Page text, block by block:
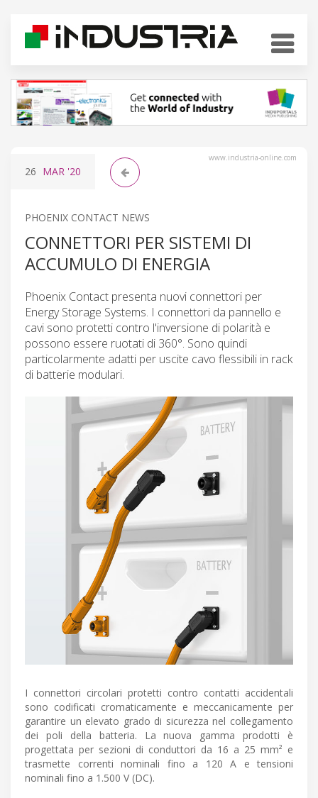
www.industria-online.com
26 MAR '20
PHOENIX CONTACT NEWS
CONNETTORI PER SISTEMI DI
ACCUMULO DI ENERGIA
Phoenix Contact presenta nuovi connettori per
Energy Storage Systems. I connettori da pannello e
cavi sono protetti contro l'inversione di polarità e
possono essere ruotati di 360°. Sono quindi
particolarmente adatti per uscite cavo flessibili in rack
di batterie modulari.
I connettori circolari protetti contro contatti accidentali
sono codificati cromaticamente e meccanicamente per
garantire un elevato grado di sicurezza nel collegamento
dei poli della batteria. La nuova gamma prodotti è
progettata per sezioni di conduttori da 16 a 25 mm² e
trasmette correnti nominali fino a 120 A e tensioni
nominali fino a 1.500 V (DC).